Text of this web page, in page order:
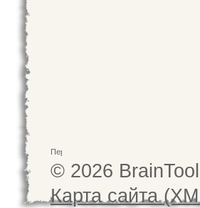
© 2026
Карта сайта